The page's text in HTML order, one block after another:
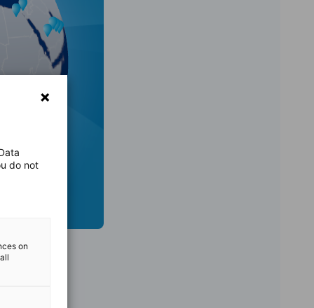
do not
on